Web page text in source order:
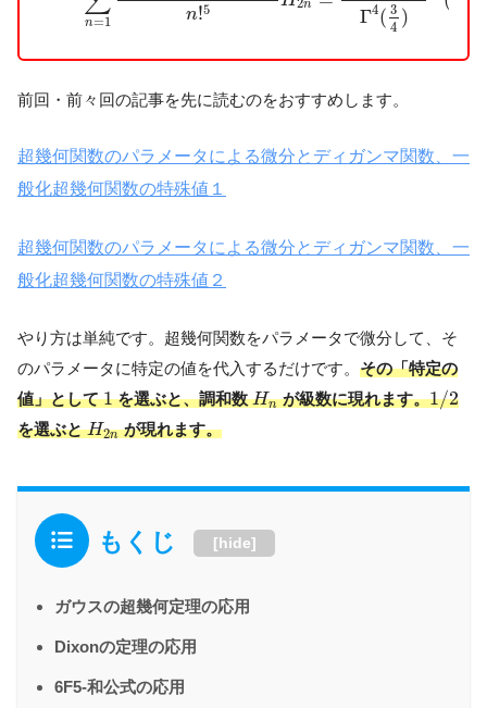
n=1 n!5 2n
Γ4( 3
4 )
前回・前々回の記事を先に読むのをおすすめします。
超幾何関数のパラメータによる微分とディガンマ関数、一
般化超幾何関数の特殊値１
超幾何関数のパラメータによる微分とディガンマ関数、一
般化超幾何関数の特殊値２
やり方は単純です。超幾何関数をパラメータで微分して、そ
のパラメータに特定の値を代入するだけです。 その「特定の
値」として1
1を選ぶと、調和数Hn
Hn が級数に現れます。1/2
1 /2
を選ぶとH2n
H2 が現れます。
もくじ [hide]
ガウスの超幾何定理の応用
Dixonの定理の応用
6F5-和公式の応用